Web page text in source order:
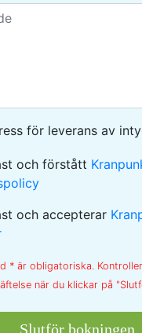
för leverans av
och förstått
och accepterar
* är obligatoriska.
när du klickar på
Slutför bokningen